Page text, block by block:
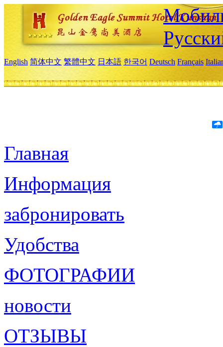
English 简体中文 繁體中文 日本語 한국어 Deutsch Français
Главная
Информация
забронировать
Удобства
ФОТОГРАФИИ
новости
ОТЗЫВЫ